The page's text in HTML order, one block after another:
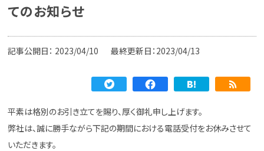
てのお知らせ
記事公開日： 2023/04/10 最終更新日：2023/04/13
平素は格別のお引き立てを賜り、厚く御礼申し上げます。
弊社は、誠に勝手ながら下記の期間における電話受付をお休みさせて
いただきます。